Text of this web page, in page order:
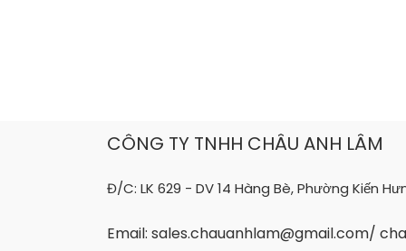
CÔNG TY TNHH CHÂU ANH LÂM
Đ/C: LK 629 - DV 14 Hàng Bè, Phường Kiến
Email: sales.chauanhlam@gmail.com/